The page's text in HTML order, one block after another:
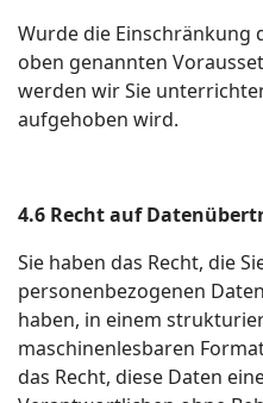
Wurde die Einschränkung
oben genannten
werden wir Sie
aufgehoben wird.
4.6 Recht auf
Sie haben das Recht, die
personenbezogenen
haben, in einem
maschinenlesbaren
das Recht, diese Daten